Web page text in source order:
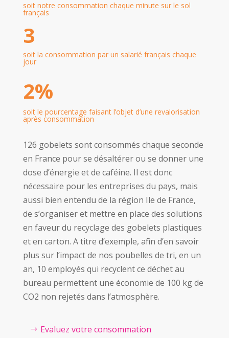
soit notre consommation chaque minute sur le sol
français
3
soit la consommation par un salarié français chaque
jour
2%
soit le pourcentage faisant l’objet d’une revalorisation
après consommation
126 gobelets sont consommés chaque seconde
en France pour se désaltérer ou se donner une
dose d’énergie et de caféine. Il est donc
nécessaire pour les entreprises du pays, mais
aussi bien entendu de la région Ile de France,
de s’organiser et mettre en place des solutions
en faveur du recyclage des gobelets plastiques
et en carton. A titre d’exemple, afin d’en savoir
plus sur l’impact de nos poubelles de tri, en un
an, 10 employés qui recyclent ce déchet au
bureau permettent une économie de 100 kg de
CO2 non rejetés dans l’atmosphère.
Evaluez votre consommation